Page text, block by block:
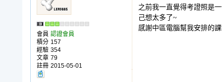
會員 認證會員
積分 157
經驗 354
文章 79
註冊 2015-05-01
之前我一直覺得考證照是
己想太多了~
感謝中區電腦幫我安排的